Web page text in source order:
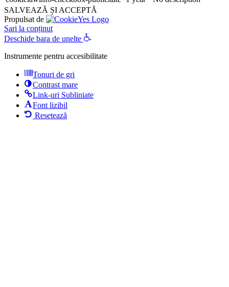
SALVEAZĂ ȘI ACCEPTĂ
Propulsat de
Sari la conținut
Deschide bara de unelte
Instrumente pentru accesibilitate
Tonuri de gri
Contrast mare
Link-uri Subliniate
Font lizibil
Resetează